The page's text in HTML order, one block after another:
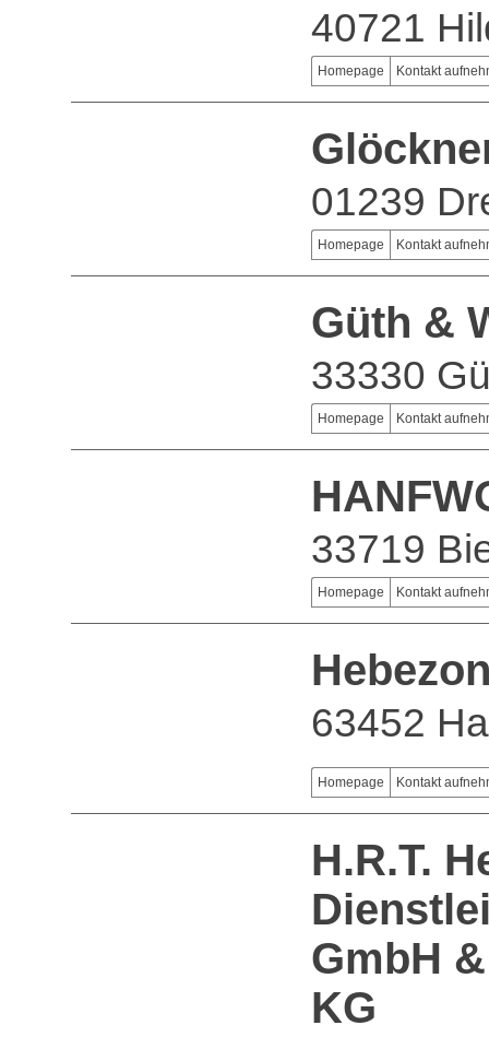
40721
Homepage Kontakt
01239
Homepage Kontakt
Güth &
33330
Homepage Kontakt
33719
Homepage Kontakt
63452
Homepage Kontakt
H.R.T.
GmbH
KG